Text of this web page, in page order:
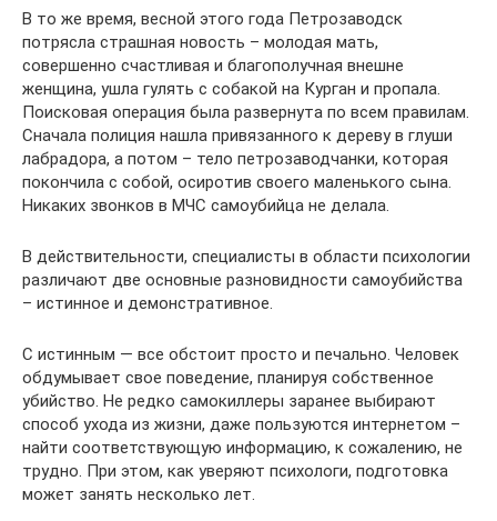
В то же время, весной этого года Петрозаводск
потрясла страшная новость – молодая мать,
совершенно счастливая и благополучная внешне
женщина, ушла гулять с собакой на Курган и пропала.
Поисковая операция была развернута по всем правилам.
Сначала полиция нашла привязанного к дереву в глуши
лабрадора, а потом – тело петрозаводчанки, которая
покончила с собой, осиротив своего маленького сына.
Никаких звонков в МЧС самоубийца не делала.
В действительности, специалисты в области психологии
различают две основные разновидности самоубийства
– истинное и демонстративное.
С истинным — все обстоит просто и печально. Человек
обдумывает свое поведение, планируя собственное
убийство. Не редко самокиллеры заранее выбирают
способ ухода из жизни, даже пользуются интернетом –
найти соответствующую информацию, к сожалению, не
трудно. При этом, как уверяют психологи, подготовка
может занять несколько лет.